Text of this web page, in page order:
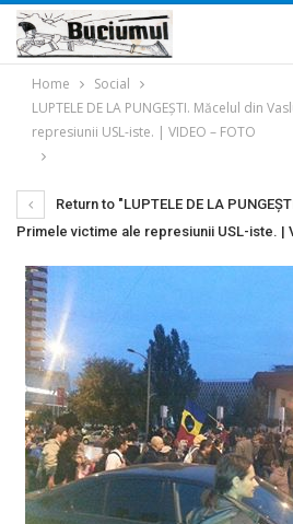
Home
Social
LUPTELE DE LA PUNGEȘTI. Măcelul din
represiunii USL-iste. | VIDEO – FOTO
Return to "LUPTELE DE LA
Primele victime ale represiunii USL-iste. |